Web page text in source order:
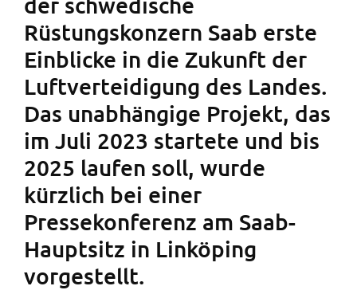
Rüstungskonzern Saab erste
Einblicke in die Zukunft der
Luftverteidigung des Landes.
Das unabhängige Projekt, das
im Juli 2023 startete und bis
2025 laufen soll, wurde
kürzlich bei einer
Pressekonferenz am Saab-
Hauptsitz in Linköping
vorgestellt.